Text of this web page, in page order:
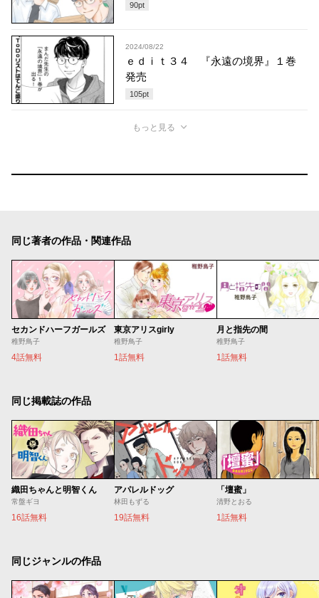
90pt
2024/08/22
ｅｄｉｔ３４ 『永遠の境界』１巻
発売
105pt
もっと見る
同じ著者の作品・関連作品
セカンドハーフガールズ
稚野鳥子
4話無料
東京アリスgirly
稚野鳥子
1話無料
月と指先の間
稚野鳥子
1話無料
同じ掲載誌の作品
織田ちゃんと明智くん
常盤ギヨ
16話無料
アパレルドッグ
林田もずる
19話無料
「壇蜜」
清野とおる
1話無料
同じジャンルの作品